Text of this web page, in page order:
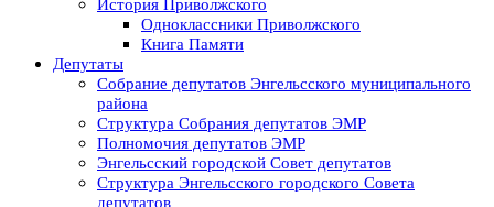
История Приволжского
Одноклассники Приволжского
Книга Памяти
Депутаты
Собрание депутатов Энгельсского муниципального
района
Структура Собрания депутатов ЭМР
Полномочия депутатов ЭМР
Энгельсский городской Совет депутатов
Структура Энгельсского городского Совета
депутатов